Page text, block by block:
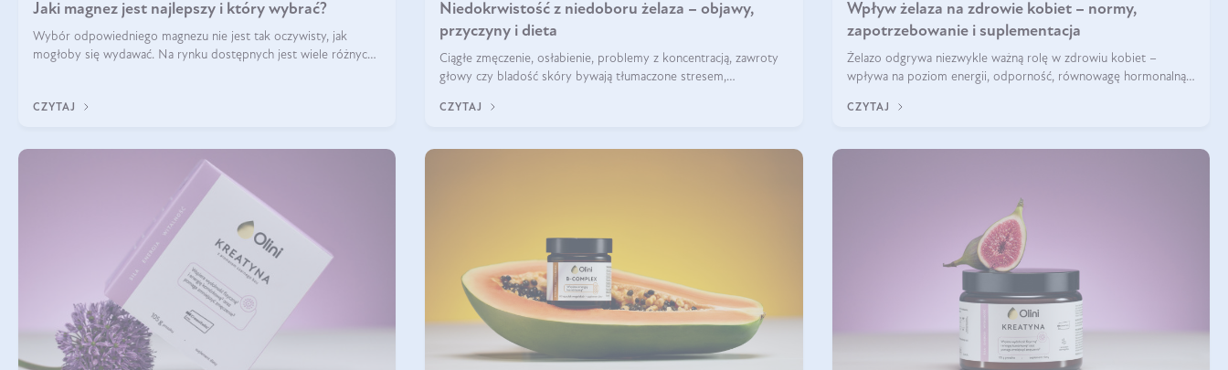
Jaki magnez jest najlepszy i który wybrać?
Wybór odpowiedniego magnezu nie jest tak oczywisty, jak
mogłoby się wydawać. Na rynku dostępnych jest wiele różnych
CZYTAJ
Niedokrwistość z niedoboru żelaza – objawy,
przyczyny i dieta
Ciągłe zmęczenie, osłabienie, problemy z koncentracją, zawroty
głowy czy bladość skóry bywają tłumaczone stresem,
może być niedokrwistość z niedoboru żelaza.
CZYTAJ
Wpływ żelaza na zdrowie kobiet – normy,
zapotrzebowanie i suplementacja
Żelazo odgrywa niezwykle ważną rolę w zdrowiu kobiet –
wpływa na poziom energii, odporność, równowagę hormonalną i
niedobór może prowadzić m.in. do zmęczenia, bólów i zawrotów
CZYTAJ